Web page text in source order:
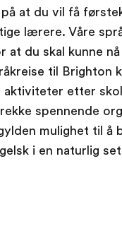
at du vil få
lærere. Våre
du skal kunne
til Brighton
etter
spennende
mulighet til å
i en naturlig